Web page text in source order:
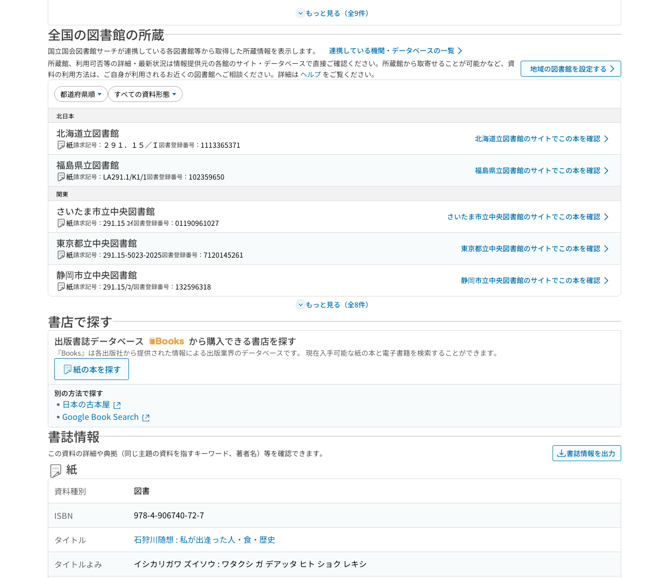
もっと見る（全9件）
全国の図書館の所蔵
国立国会図書館サーチが連携している各図書館等から取得した所蔵情報を表示します。
連携している機関・データベースの一覧
所蔵館、利用可否等の詳細・最新状況は情報提供元の各館のサイト・データベースで直接ご確認ください。所蔵館から取寄せることが可能かなど、資
料の利用方法は、ご自身が利用されるお近くの図書館へご相談ください。詳細は ヘルプ をご覧ください。
地域の図書館を設定する
北日本
北海道立図書館
紙請求記号： ２９１．１５／Ｉ 図書登録番号： 1113365371
北海道立図書館のサイトでこの本を確認
福島県立図書館
紙請求記号： LA291.1/K1/1図書登録番号： 102359650
福島県立図書館のサイトでこの本を確認
関東
さいたま市立中央図書館
紙請求記号： 291.15 ｺｲ図書登録番号： 01190961027
さいたま市立中央図書館のサイトでこの本を確認
東京都立中央図書館
紙請求記号： 291.15-5023-2025図書登録番号： 7120145261
東京都立中央図書館のサイトでこの本を確認
静岡市立中央図書館
紙請求記号： 291.15/ｺ/図書登録番号： 132596318
静岡市立中央図書館のサイトでこの本を確認
もっと見る（全8件）
書店で探す
出版書誌データベース から購入できる書店を探す
『Books』は各出版社から提供された情報による出版業界のデータベースです。 現在入手可能な紙の本と電子書籍を検索することができます。
紙の本を探す
別の方法で探す
日本の古本屋
Google Book Search
書誌情報
この資料の詳細や典拠（同じ主題の資料を指すキーワード、著者名）等を確認できます。 書誌情報を出力
紙
資料種別 図書
ISBN 978-4-906740-72-7
タイトル 石狩川随想 : 私が出逢った人・食・歴史
タイトルよみ イシカリガワ ズイソウ : ワタクシ ガ デアッタ ヒト ショク レキシ